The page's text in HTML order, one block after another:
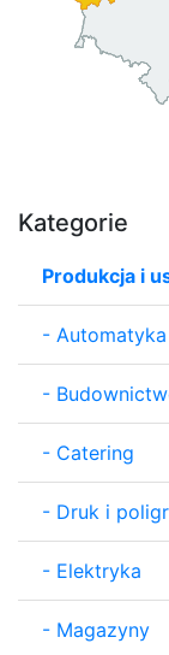
Kategorie
Produkcja i
- Automatyka
-
- Catering
- Druk i
- Elektryka
- Magazyny